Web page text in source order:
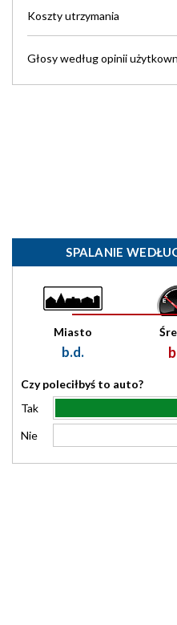
Koszty utrzymania
Głosy wedługopinii
SPALANIE
Miasto
b.d.
Czy poleciłbyś to auto?
Tak
Nie